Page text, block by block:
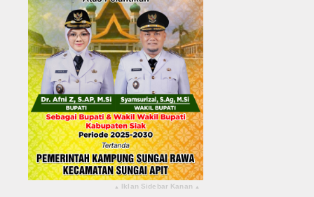
▴ Iklan Sidebar Kanan ▴